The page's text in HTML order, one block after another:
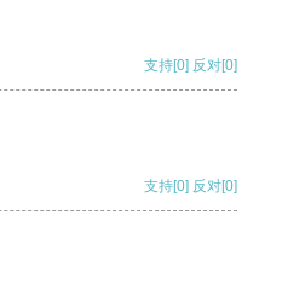
支持[0] 反对[0]
支持[0] 反对[0]